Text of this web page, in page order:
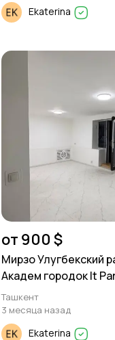
Ekaterina
от 900 $
Мирзо Улугбекский
Академ городок It
нежилое помещение
Ташкент
3 месяца назад
Ekaterina